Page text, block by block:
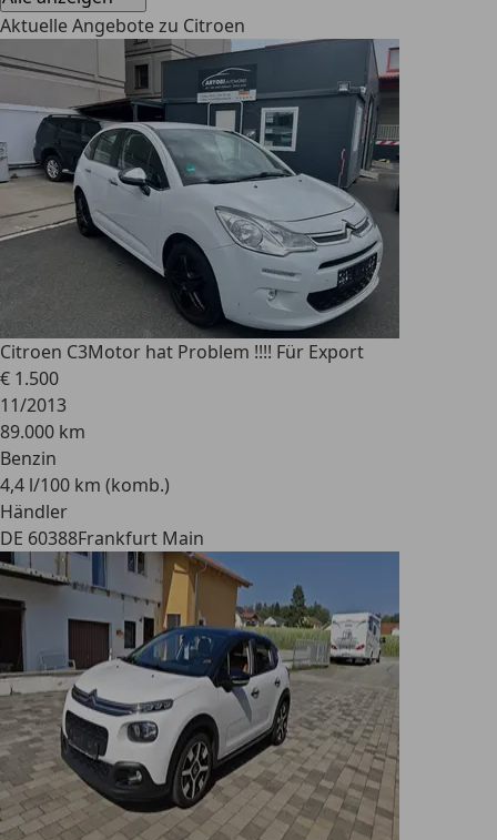
Aktuelle Angebote zu Citroen
Citroen C3Motor hat Problem !!!! Für Export
€ 1.500
11/2013
89.000 km
Benzin
4,4 l/100 km (komb.)
Händler
DE 60388Frankfurt Main